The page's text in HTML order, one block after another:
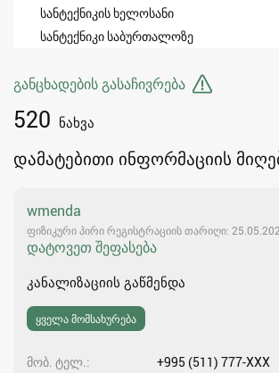
სანტექნიკის ხელოსანი
სანტექნიკი საბურთალოზე
განცხადების გასაჩივრება
520 ნახვა
დამატებითი ინფორმაციის
wmenda
ფიზიკური პირი რეგისტრაციის თარიღი:
დატოვეთ შეფასება
კანალიზაციის გაწმენდა
ყველა მომსახურება
მობ. ტელ.
+995 (511) 777-XXX